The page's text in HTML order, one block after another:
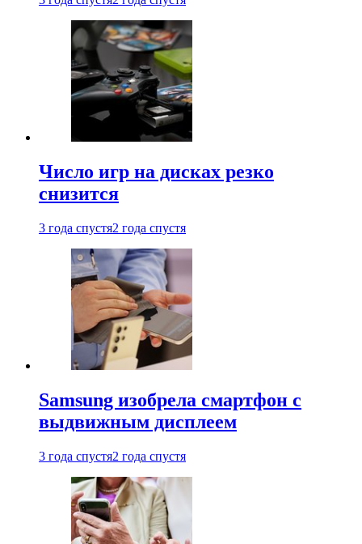
Число игр на дисках резко
снизится
3 года спустя2 года спустя
Samsung изобрела смартфон с
выдвижным дисплеем
3 года спустя2 года спустя